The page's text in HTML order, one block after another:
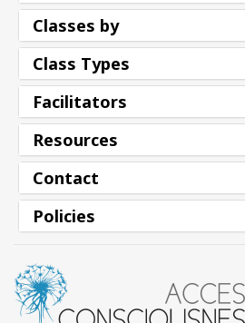
Classes by
Class Types
Facilitators
Resources
Contact
Policies